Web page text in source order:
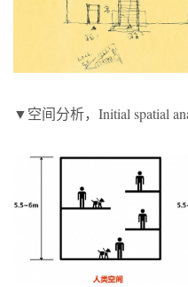
▼空间分析，Initial spatial